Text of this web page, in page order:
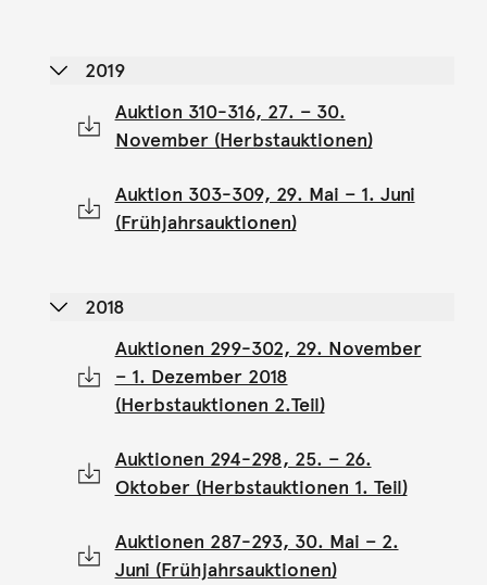
2019
Auktion 310-316, 27. – 30.
November (Herbstauktionen)
Auktion 303-309, 29. Mai – 1. Juni
(Frühjahrsauktionen)
2018
Auktionen 299-302, 29. November
– 1. Dezember 2018
(Herbstauktionen 2.Teil)
Auktionen 294-298, 25. – 26.
Oktober (Herbstauktionen 1. Teil)
Auktionen 287-293, 30. Mai – 2.
Juni (Frühjahrsauktionen)